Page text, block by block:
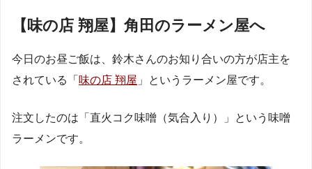
【味の店 翔屋】角田のラーメン屋へ
今日のお昼ご飯は、鈴木さんのお知り合いの方が店主を
されている「 味の店 翔屋 」というラーメン屋です。
注文したのは「直火コク味噌（気合入り）」という味噌
ラーメンです。